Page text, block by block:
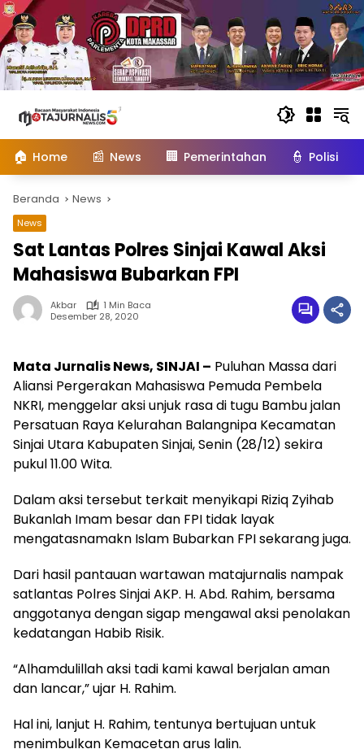
konten
🏠 Home 📰 News 🏢 Pemerintahan 👮 Polisi
Beranda News
News
Sat Lantas Polres Sinjai Kawal Aksi
Mahasiswa Bubarkan FPI
Akbar
1 Min Baca
Desember 28, 2020
Mata Jurnalis News, SINJAI – Puluhan Massa dari
Aliansi Pergerakan Mahasiswa Pemuda Pembela
NKRI, menggelar aksi unjuk rasa di tugu Bambu jalan
Persatuan Raya Kelurahan Balangnipa Kecamatan
Sinjai Utara Kabupaten Sinjai, Senin (28/12) sekira
pukul 11.00 Wita.
Dalam aksi tersebut terkait menyikapi Riziq Zyihab
Bukanlah Imam besar dan FPI tidak layak
mengatasnamakn Islam Bubarkan FPI sekarang juga.
Dari hasil pantauan wartawan matajurnalis nampak
satlantas Polres Sinjai AKP. H. Abd. Rahim, bersama
anggotanya dengan sigap mengawal aksi penolakan
kedatangan Habib Risik.
“Alhamdulillah aksi tadi kami kawal berjalan aman
dan lancar,” ujar H. Rahim.
Hal ini, lanjut H. Rahim, tentunya bertujuan untuk
menimbulkan Kemacetan arus lalin.